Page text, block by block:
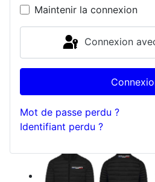
Maintenir la connexion
Connexion
Mot de passe perdu ?
Identifiant perdu ?